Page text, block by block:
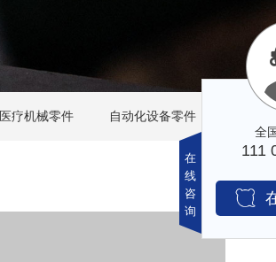
医疗机械零件 自动化设备零件
在
咨